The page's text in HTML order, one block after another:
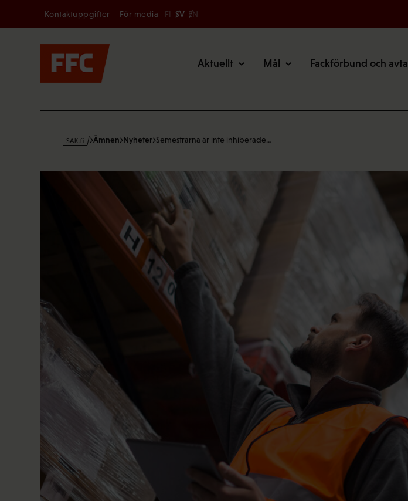
Secondary
Kontaktuppgifter För media FI SV EN
Aktuellt Mål Fackförbund och avtal
s
Ämnen Nyheter Semestrarna är inte inhiberade…